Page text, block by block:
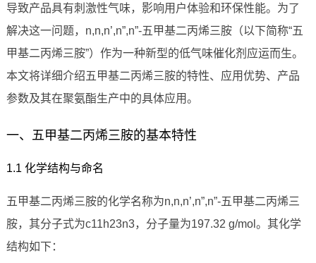
导致产品具有刺激性气味，影响用户体验和环保性能。为了
解决这一问题，n,n,n’,n”,n”-五甲基二丙烯三胺（以下简称“五
甲基二丙烯三胺”）作为一种新型的低气味催化剂应运而生。
本文将详细介绍五甲基二丙烯三胺的特性、应用优势、产品
参数及其在聚氨酯生产中的具体应用。
一、五甲基二丙烯三胺的基本特性
1.1 化学结构与命名
五甲基二丙烯三胺的化学名称为n,n,n’,n”,n”-五甲基二丙烯三
胺，其分子式为c11h23n3，分子量为197.32 g/mol。其化学
结构如下：